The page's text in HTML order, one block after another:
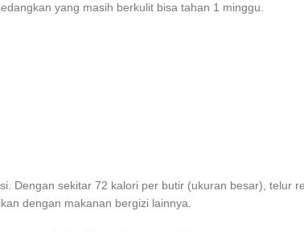
yang masih berkulit bisa tahan 1 minggu.
Dengan sekitar 72 kalori per butir (ukuran besar), telur
dengan makanan bergizi lainnya.